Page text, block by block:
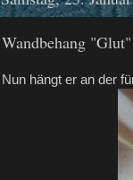
Wandbehang "Glut"
Nun hängt er an der